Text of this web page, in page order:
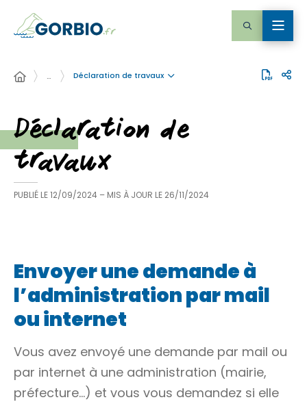
… Déclaration de travaux
Déclaration de
travaux
PUBLIÉ LE12/09/2024 – MIS À JOUR LE 26/11/2024
Envoyer une demande à
l’administration par mail
ou internet
Vous avez envoyé une demande par mail ou
par internet à une administration (mairie,
préfecture…) et vous vous demandez si elle